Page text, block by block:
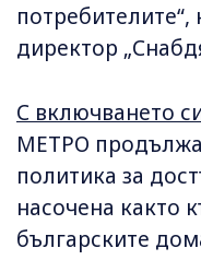
директор
С включването
МЕТРО
политика за
насочена както
българските